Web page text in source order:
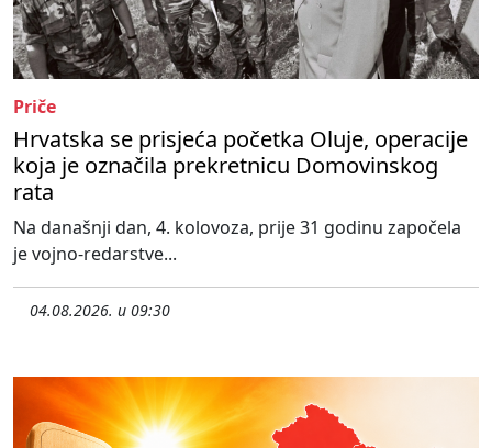
Priče
Hrvatska se prisjeća početka Oluje, operacije
koja je označila prekretnicu Domovinskog
rata
Na današnji dan, 4. kolovoza, prije 31 godinu započela
je vojno-redarstve...
04.08.2026. u 09:30